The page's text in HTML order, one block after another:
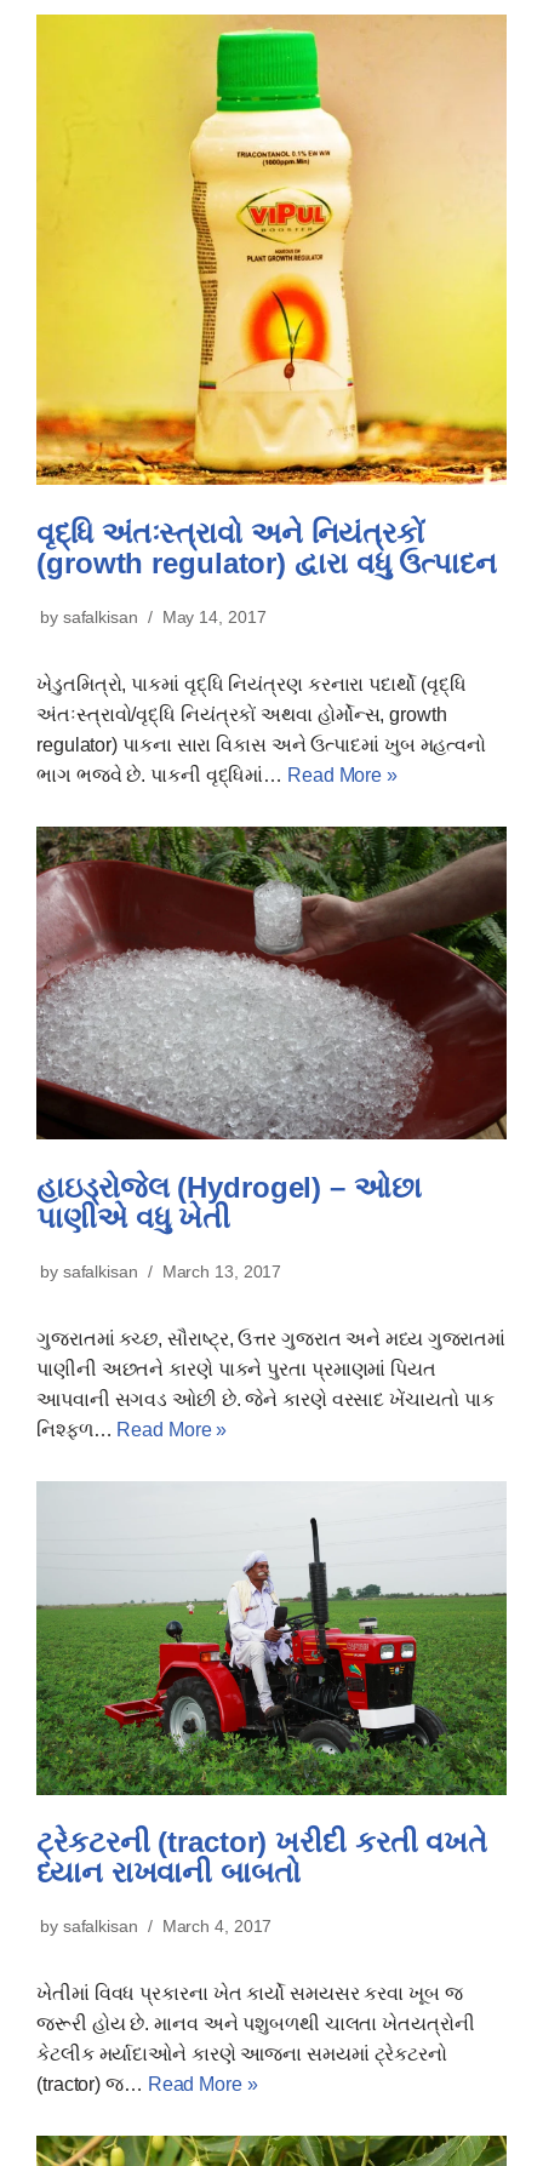
વૃદ્ધિ અંતઃસ્ત્રાવો અને નિયંત્રકોં
(growth regulator) દ્વારા વધુ ઉત્પાદન
by safalkisan May 14, 2017
ખેડુતમિત્રો, પાકમાં વૃદ્ધિ નિયંત્રણ કરનારા પદાર્થો (વૃદ્ધિ
અંતઃસ્ત્રાવો/વૃદ્ધિ નિયંત્રકોં અથવા હોર્મોન્સ, growth
regulator) પાકના સારા વિકાસ અને ઉત્પાદમાં ખુબ મહત્વનો
ભાગ ભજવે છે. પાકની વૃદ્ધિમાં… Read More »
હાઇડ્રોજેલ (Hydrogel) – ઓછા
પાણીએ વધુ ખેતી
by safalkisan March 13, 2017
ગુજરાતમાં ક્ચ્છ, સૌરાષ્ટ્ર, ઉત્તર ગુજરાત અને મધ્ય ગુજરાતમાં
પાણીની અછતને કારણે પાકને પુરતા પ્રમાણમાં પિયત
આપવાની સગવડ ઓછી છે. જેને કારણે વરસાદ ખેંચાયતો પાક
નિશ્ફળ… Read More »
ટ્રેકટરની (tractor) ખરીદી કરતી વખતે
ધ્યાન રાખવાની બાબતો
by safalkisan March 4, 2017
ખેતીમાં વિવધ પ્રકારના ખેત કાર્યો સમયસર કરવા ખૂબ જ
જરૂરી હોય છે. માનવ અને પશુબળથી ચાલતા ખેતયત્રોની
કેટલીક મર્યાદાઓને કારણે આજના સમયમાં ટ્રેકટરનો
(tractor) જ… Read More »